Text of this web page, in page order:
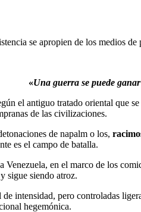
se apropien de los medios
«Una guerra se puede
el antiguo tratado oriental que
de las civilizaciones.
de napalm o los,
es el campo de batalla.
Venezuela, en el marco de los
sigue siendo atroz.
intensidad, pero controladas
hegemónica.